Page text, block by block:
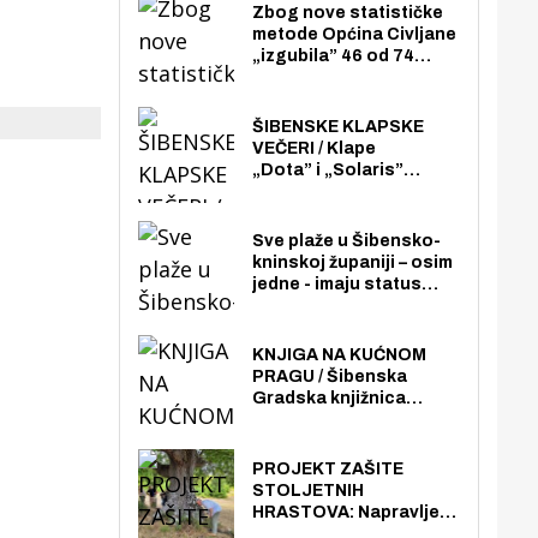
Zbog nove statističke
metode Općina Civljane
„izgubila” 46 od 74
nego radno sposobnih
osoba među svojih 170
stanovnika.
ŠIBENSKE KLAPSKE
VEČERI / Klape
„Dota” i „Solaris”
loži
Sve plaže u Šibensko-
kninskoj županiji – osim
jedne - imaju status
općoj upotrebi. Pristup
je slobodan i besplatan
za sve građane i
KNJIGA NA KUĆNOM
PRAGU / Šibenska
Gradska knjižnica
knjiga na kućnu adresu
električnim biciklom.
PROJEKT ZAŠITE
STOLJETNIH
HRASTOVA: Napravljen